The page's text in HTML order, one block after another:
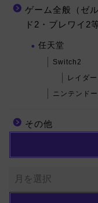
ゲーム全般（ゼ
ド2・ブレワイ2
任天堂
Switch2
レイダー
ニンテンド
その他